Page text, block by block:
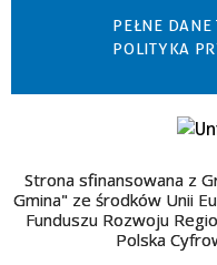
PEŁNE DANE
POLITYKA
Strona sfinansowana z
Gmina" ze środków Unii
Funduszu Rozwoju
Polska